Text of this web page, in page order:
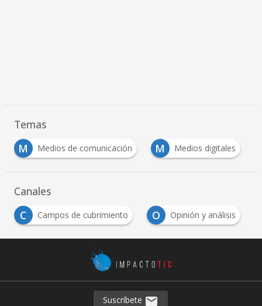
Temas
M
Medios de comunicación M Medios digitales
Canales
C
Campos de cubrimiento O Opinión y análisis
Suscríbete